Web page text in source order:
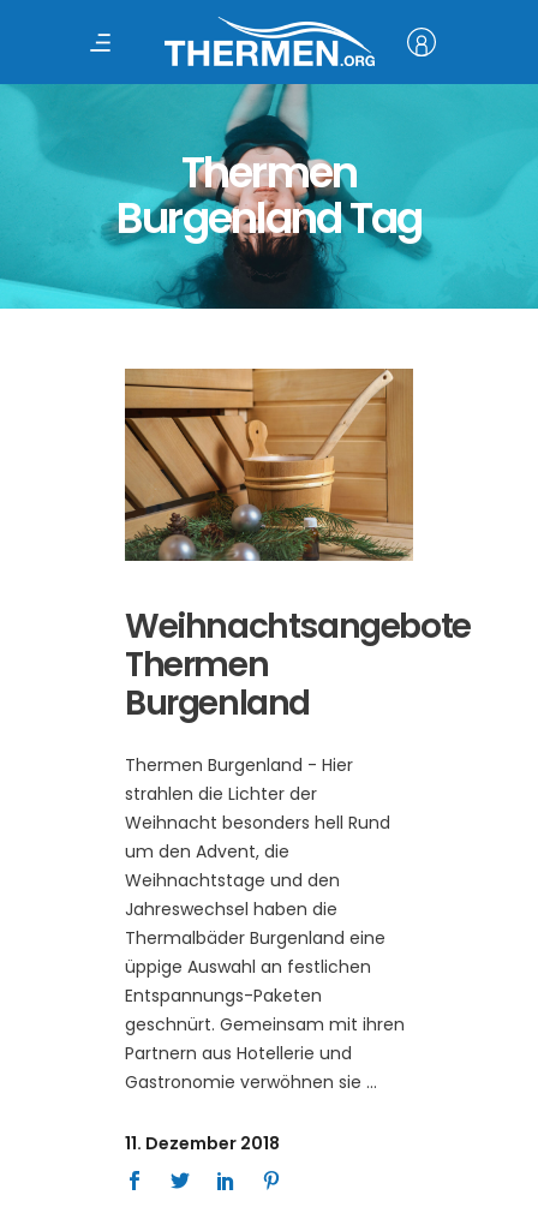
Thermen
Burgenland Tag
Weihnachtsangebote
Thermen
Burgenland
Thermen Burgenland - Hier
strahlen die Lichter der
Weihnacht besonders hell Rund
um den Advent, die
Weihnachtstage und den
Jahreswechsel haben die
Thermalbäder Burgenland eine
üppige Auswahl an festlichen
Entspannungs-Paketen
geschnürt. Gemeinsam mit ihren
Partnern aus Hotellerie und
Gastronomie verwöhnen sie
11. Dezember 2018